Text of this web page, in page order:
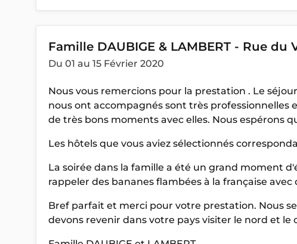
Famille DAUBIGE & LAMBERT - Rue du
Du 01 au 15 Février 2020
Nous vous remercions pour la prestation . Le
nous ont accompagnés sont très professionnelles
de très bons moments avec elles. Nous espérons
Les hôtels que vous aviez sélectionnés
La soirée dans la famille a été un grand moment
rappeler des bananes flambées à la française avec
Bref parfait et merci pour votre prestation. Nous
devons revenir dans votre pays visiter le nord et